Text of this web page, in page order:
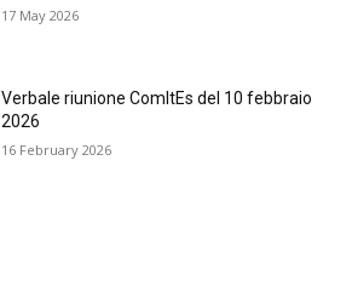
17 May 2026
Verbale riunione ComItEs del 10 febbraio
2026
16 February 2026